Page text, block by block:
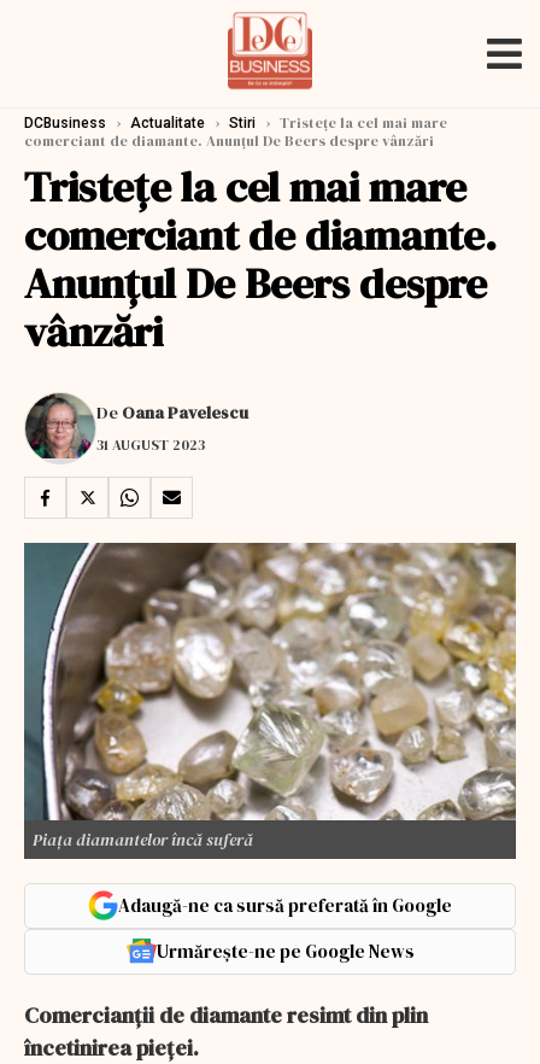
DCBusiness › Actualitate › Stiri › Tristețe la cel mai mare
comerciant de diamante. Anunțul De Beers despre vânzări
Tristețe la cel mai mare
comerciant de diamante.
Anunțul De Beers despre
vânzări
De Oana Pavelescu
31 AUGUST 2023
Piața diamantelor încă suferă
Adaugă-ne ca sursă preferată în Google
Urmărește-ne pe Google News
Comercianții de diamante resimt din plin
încetinirea pieței.